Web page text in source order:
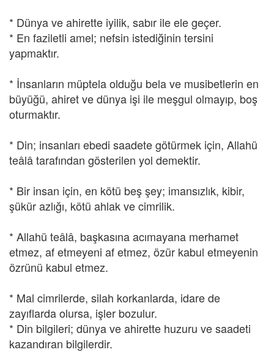
* Dünya ve ahirette iyilik, sabır ile ele geçer.
* En faziletli amel; nefsin istediğinin tersini
yapmaktır.
* İnsanların müptela olduğu bela ve musibetlerin en
büyüğü, ahiret ve dünya işi ile meşgul olmayıp, boş
oturmaktır.
* Din; insanları ebedi saadete götürmek için, Allahü
teâlâ tarafından gösterilen yol demektir.
* Bir insan için, en kötü beş şey; imansızlık, kibir,
şükür azlığı, kötü ahlak ve cimrilik.
* Allahü teâlâ, başkasına acımayana merhamet
etmez, af etmeyeni af etmez, özür kabul etmeyenin
özrünü kabul etmez.
* Mal cimrilerde, silah korkanlarda, idare de
zayıflarda olursa, işler bozulur.
* Din bilgileri; dünya ve ahirette huzuru ve saadeti
kazandıran bilgilerdir.